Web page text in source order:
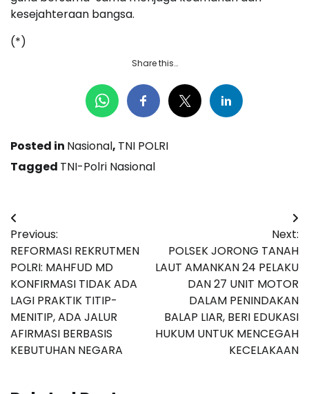
kesejahteraan bangsa.
(*)
Share this…
Posted in Nasional, TNI POLRI
Tagged TNI-Polri Nasional
Navigasi
pos
Previous:
REFORMASI REKRUTMEN
POLRI: MAHFUD MD
KONFIRMASI TIDAK ADA
LAGI PRAKTIK TITIP-
MENITIP, ADA JALUR
AFIRMASI BERBASIS
KEBUTUHAN NEGARA
Next:
POLSEK JORONG TANAH
LAUT AMANKAN 24 PELAKU
DAN 27 UNIT MOTOR
DALAM PENINDAKAN
BALAP LIAR, BERI EDUKASI
HUKUM UNTUK MENCEGAH
KECELAKAAN